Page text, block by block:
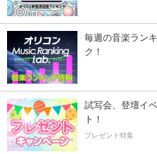
毎週の音楽ラン
ク！
試写会、登壇イ
ト！
プレゼント特集